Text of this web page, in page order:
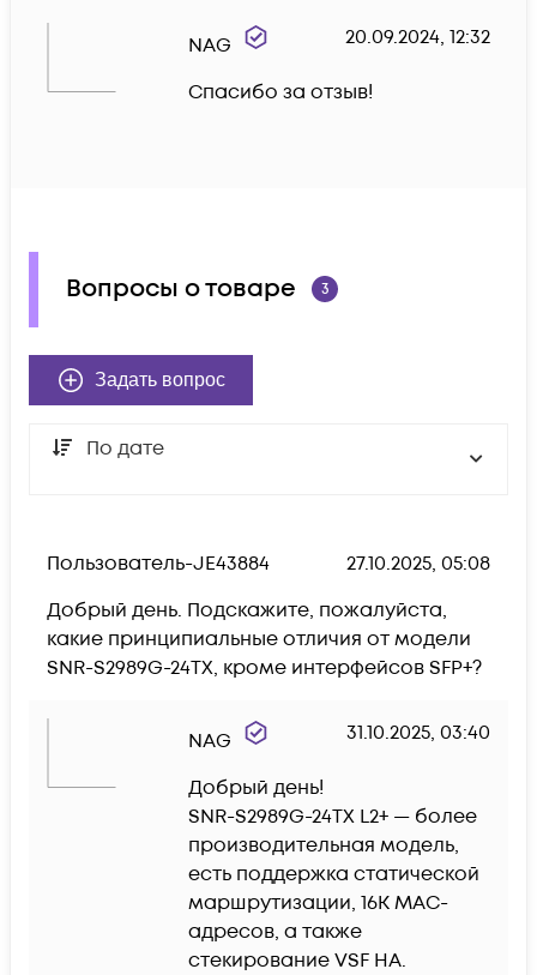
NAG 20.09.2024, 12:32
Спасибо за отзыв!
Вопросы о товаре 3
Задать вопрос
По дате
Пользователь-JE43884
27.10.2025, 05:08
Добрый день. Подскажите, пожалуйста,
какие принципиальные отличия от модели
SNR-S2989G-24TX, кроме интерфейсов SFP+?
NAG 31.10.2025, 03:40
Добрый день!
SNR-S2989G-24TX L2+ — более
производительная модель,
есть поддержка статической
маршрутизации, 16K MAC-
адресов, а также
стекирование VSF HA.